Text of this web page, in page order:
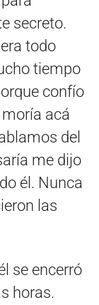
secreto.
todo
tiempo
confío
acá
del
me dijo
él. Nunca
las
se encerró
horas.